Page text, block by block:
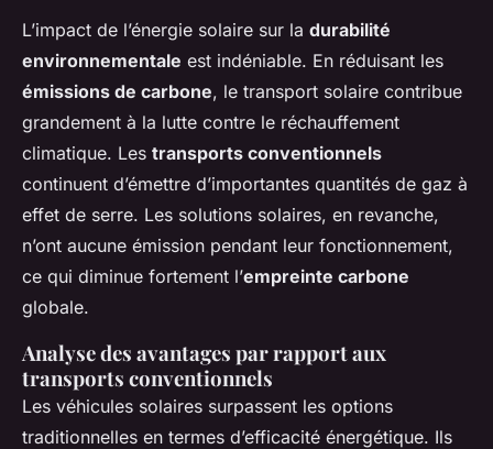
L’impact de l’énergie solaire sur la durabilité
environnementale est indéniable. En réduisant les
émissions de carbone, le transport solaire contribue
grandement à la lutte contre le réchauffement
climatique. Les transports conventionnels
continuent d’émettre d’importantes quantités de gaz à
effet de serre. Les solutions solaires, en revanche,
n’ont aucune émission pendant leur fonctionnement,
ce qui diminue fortement l’empreinte carbone
globale.
Analyse des avantages par rapport aux
transports conventionnels
Les véhicules solaires surpassent les options
traditionnelles en termes d’efficacité énergétique. Ils